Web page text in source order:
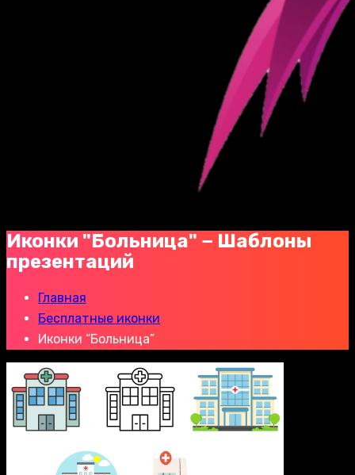
Иконки "Больница" − Шаблоны
презентаций
Главная
Бесплатные иконки
Иконки “Больница”